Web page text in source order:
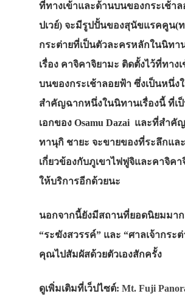
ที่ทางเข้าและด้านบนของกระเช้าล
ปเวย์) จะมีรูปปั้นของสุนัขแรคคูน(
กระต่ายที่เป็นตัวละครหลักในนิท
เรื่อง คาจิคาจิยามะ ติดตั้งไว้ที่ทาง
บนของกระเช้าลอยฟ้า ซึ่งเป็นหนึ่ง
สำคัญฉากหนึ่งในนิทานเรื่องนี้ ที่เ
เอกของ Osamu Dazai และที่สำคั
ทานุกิ ชายะ จะขายของที่ระลึกแล
เกี่ยวข้องกับภูเขาไฟฟูจิและคาจิค
ให้บริการอีกด้วยนะ
นอกจากนี้ยังมีสถานที่ยอดนิยมมาก
“ระฆังสวรรค์” และ “ศาลเจ้ากระ
คุณไปสัมผัสด้วยตัวเองสักครั้ง
ดูเพิ่มเติมที่เว็ปไซต์: Mt. Fuji